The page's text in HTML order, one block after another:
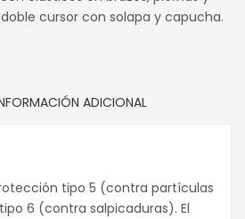
cursor con solapa y capucha.
ADICIONAL
tipo 5 (contra partículas
6 (contra salpicaduras). El